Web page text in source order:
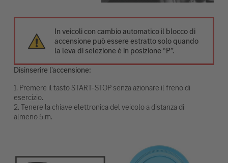
In veicoli con cambio automatico il blocco di
accensione può essere estratto solo quando
la leva di selezione è in posizione “P”.
Disinserire l'accensione:
1. Premere il tasto START-STOP senza azionare il freno di
esercizio.
2. Tenere la chiave elettronica del veicolo a distanza di
almeno 5 m.